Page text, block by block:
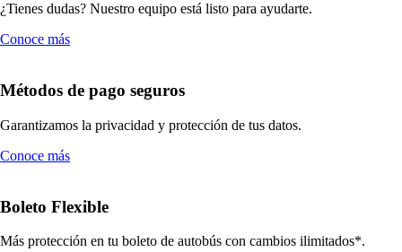
¿Tienes dudas? Nuestro equipo está listo para ayudarte.
Conoce más
Métodos de pago seguros
Garantizamos la privacidad y protección de tus datos.
Conoce más
Boleto Flexible
Más protección en tu boleto de autobús con cambios ilimitados*.